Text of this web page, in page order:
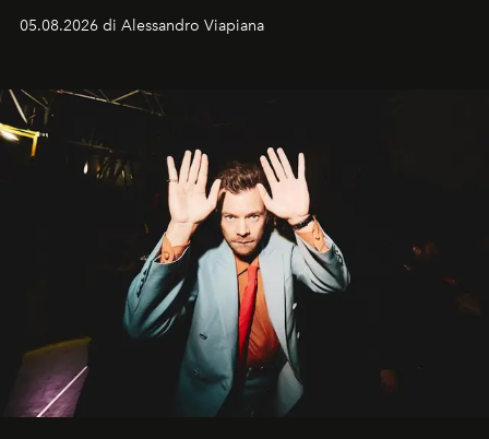
05.08.2026 di Alessandro Viapiana